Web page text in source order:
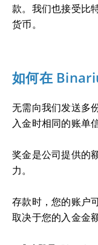
款。我们也接受比
货币。
如何在
无需向我们发送多
入金时相同的账单
奖金是公司提供的
力。
存款时，您的账户
取决于您的入金金